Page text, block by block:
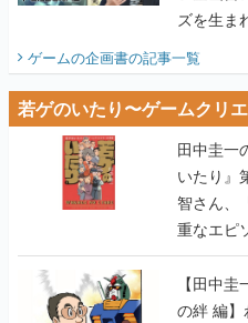
ズを生ま
ゲームの企画書の記事一覧
若ゲのいたり〜ゲームクリ
田中圭一
いたり』
智さん、
重なエピ
【田中圭
の絆 編